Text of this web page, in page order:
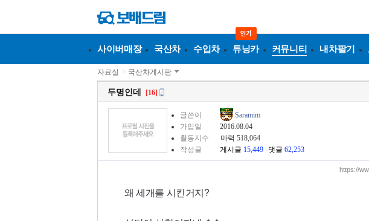
사이버매장 국산차 수입차 튜닝카 커뮤니티 내차팔기
자료실 > 국산차게시판
두명인데 [16]
글쓴이
Saramim
가입일
2016.08.04
활동지수
마력 518,064
작성글
게시글 15,449 댓글 62,253
https://
왜 세개를 시킨거지?